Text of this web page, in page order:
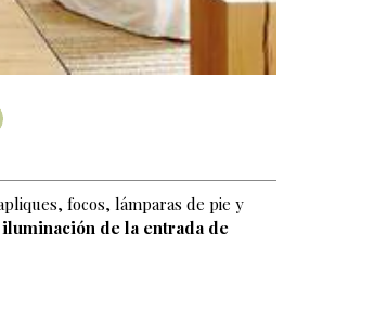
focos, lámparas de pie y
iluminación de la entrada de